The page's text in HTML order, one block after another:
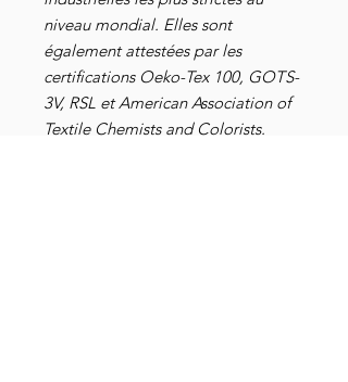
niveau mondial. Elles sont
également attestées par les
certifications Oeko-Tex 100, GOTS-
3V, RSL et American Association of
Textile Chemists and Colorists.